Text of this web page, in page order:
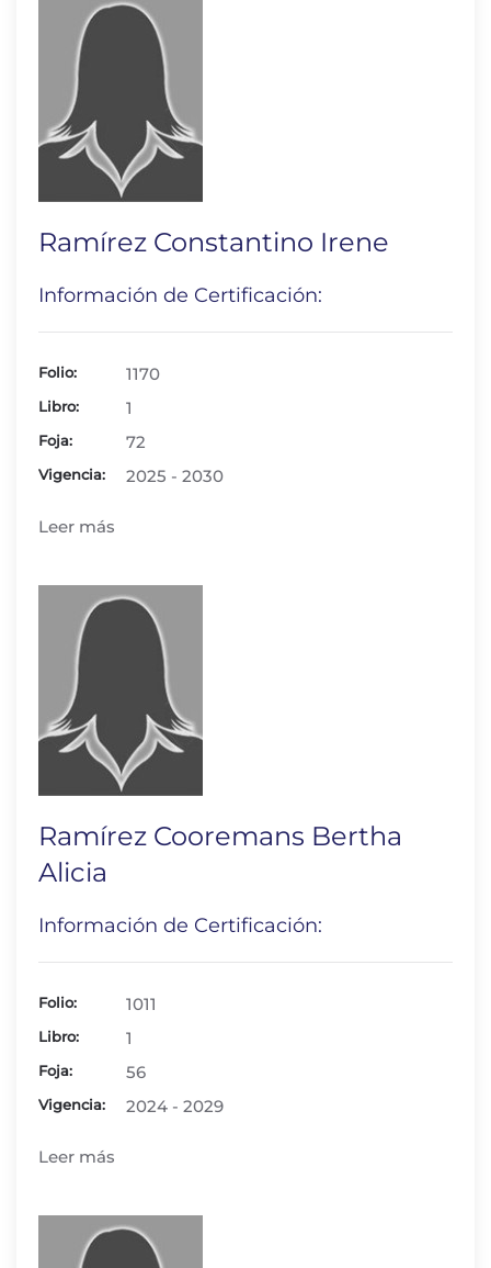
Ramírez Constantino Irene
Información de Certificación:
Folio: 1170
Libro: 1
Foja: 72
Vigencia: 2025 - 2030
Leer más
Ramírez Cooremans Bertha
Alicia
Información de Certificación:
Folio: 1011
Libro: 1
Foja: 56
Vigencia: 2024 - 2029
Leer más